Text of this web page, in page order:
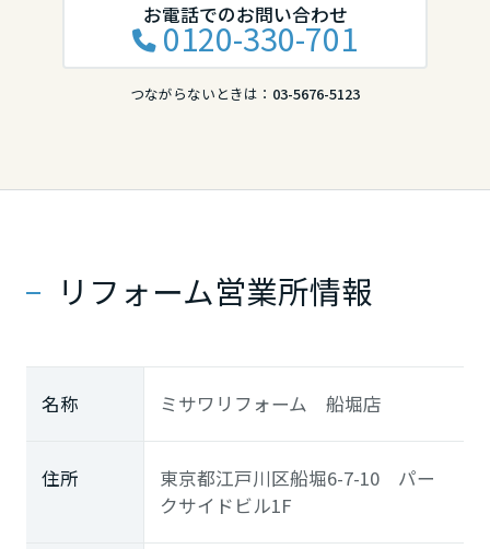
お電話でのお問い合わせ
0120-330-701
つながらないときは： 03-5676-5123
リフォーム営業所情報
名称 ミサワリフォーム 船堀店
住所
東京都江戸川区船堀6-7-10 パー
クサイドビル1F